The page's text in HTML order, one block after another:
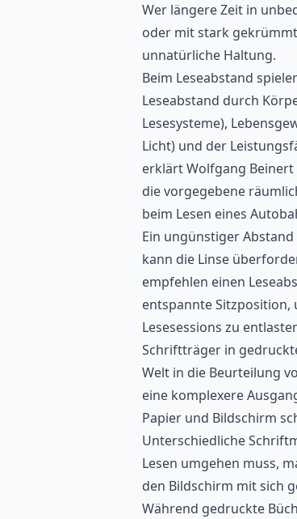
Wer längere Zeit in
oder mit stark
unnatürliche Haltung.
Beim Leseabstand
Leseabstand durch
Lesesysteme),
Licht) und der
erklärt Wolfgang Beinert
die vorgegebene
beim Lesen eines
Ein ungünstiger
kann die Linse
empfehlen einen
entspannte Sitzposition,
Lesesessions zu
Schriftträger in
Welt in die Beurteilung
eine komplexere
Papier und Bildschirm
Unterschiedliche
Lesen umgehen muss,
den Bildschirm mit sich
Während gedruckte